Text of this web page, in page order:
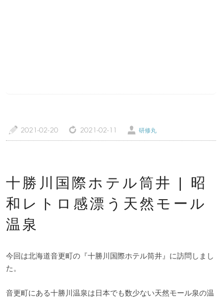
管理人随筆 当サイトについて
ご意見・お問い合わせ
a 2021-02-20 z 2021-02-11 Ü 研修丸
十勝川国際ホテル筒井 | 昭
和レトロ感漂う天然モール
温泉
今回は北海道音更町の『十勝川国際ホテル筒井』に訪問しまし
た。
音更町にある十勝川温泉は日本でも数少ない天然モール泉の温